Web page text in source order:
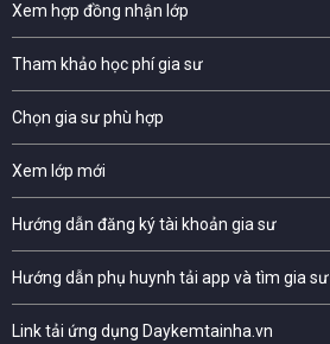
Xem hợp đồng nhận lớp
Tham khảo học phí gia sư
Chọn gia sư phù hợp
Xem lớp mới
Hướng dẫn đăng ký tài khoản gia sư
Hướng dẫn phụ huynh tải app và tìm gia sư
Link tải ứng dụng Daykemtainha.vn